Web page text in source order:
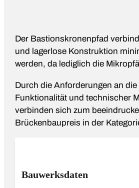
Bauwerksdaten
Der Bastionskronenpfad
und lagerlose Konstruktion
werden, da lediglich die
Durch die Anforderungen an
Funktionalität und technischer
verbinden sich zum
Brückenbaupreis in der